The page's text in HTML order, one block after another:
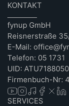
KONTAKT
fynup GmbH
Reisnerstraße
E-Mail:
Telefon: 05 1731
UID:
Firmenbuch-Nr:
SERVICES